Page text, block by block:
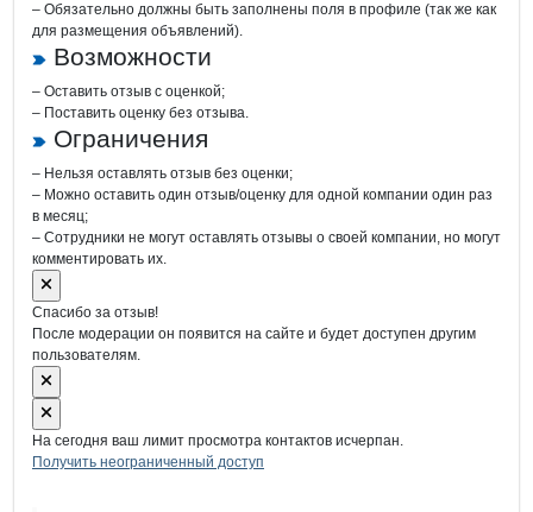
– Обязательно должны быть заполнены поля в профиле (так же как
для размещения объявлений).
Возможности
– Оставить отзыв с оценкой;
– Поставить оценку без отзыва.
Ограничения
– Нельзя оставлять отзыв без оценки;
– Можно оставить один отзыв/оценку для одной компании один раз
в месяц;
– Сотрудники не могут оставлять отзывы о своей компании, но могут
комментировать их.
Спасибо за отзыв!
После модерации он появится на сайте и будет доступен другим
пользователям.
На сегодня ваш лимит просмотра контактов исчерпан.
Получить неограниченный доступ